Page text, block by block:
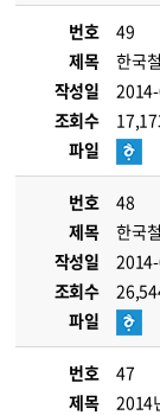
번호
49
제목
한국
작성일
조회수
파일
번호
48
제목
한국
작성일
조회수
파일
번호
47
제목
2014